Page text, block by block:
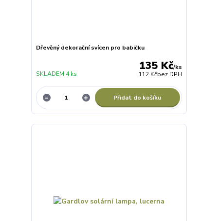
Dřevěný dekorační svícen pro babičku
135 Kč/ks
112 Kčbez DPH
SKLADEM 4 ks
Přidat do košíku